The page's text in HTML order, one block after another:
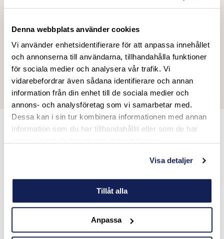
Denna webbplats använder cookies
Vi använder enhetsidentifierare för att anpassa innehållet
och annonserna till användarna, tillhandahålla funktioner
för sociala medier och analysera vår trafik. Vi
vidarebefordrar även sådana identifierare och annan
information från din enhet till de sociala medier och
annons- och analysföretag som vi samarbetar med.
Dessa kan i sin tur kombinera informationen med annan
information som du har tillhandahållit eller som de har
Visa detaljer
Tillåt alla
Anpassa
Como- eller Gardasjön, där du kan njuta av lummiga
Mat & dryck i världsklass
Milano erbjuder allt från traditionell risotto alla milanese till
exklusiva Michelin-restauranger. För en riktig italiensk
upplevelse, avsluta kvällen på en klassisk trattoria med ett
glas Barolo i handen.
Vi ser till att din Formel 1-helg på Monza blir lika
imponerande som en Ferrari 250 GTO. Oavsett om du vill
ha den ultimata racingupplevelsen vid banan eller
skapar vi ett upplägg som passar dig perfekt.